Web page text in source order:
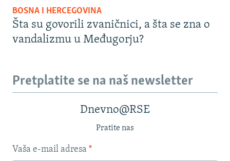
BOSNA I HERCEGOVINA
Šta su govorili zvaničnici, a šta se zna o
vandalizmu u Međugorju?
Pretplatite se na naš newsletter
Dnevno@RSE
Pratite nas
Vaša e-mail adresa *